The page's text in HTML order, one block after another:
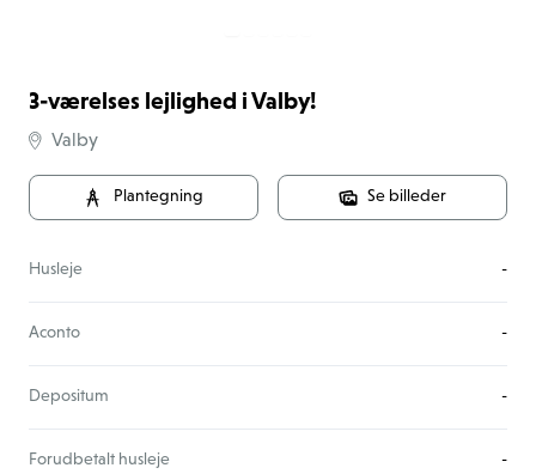
3-værelses lejlighed i Valby!
Valby
Plantegning Se billeder
Husleje -
Aconto -
Depositum -
Forudbetalt husleje -